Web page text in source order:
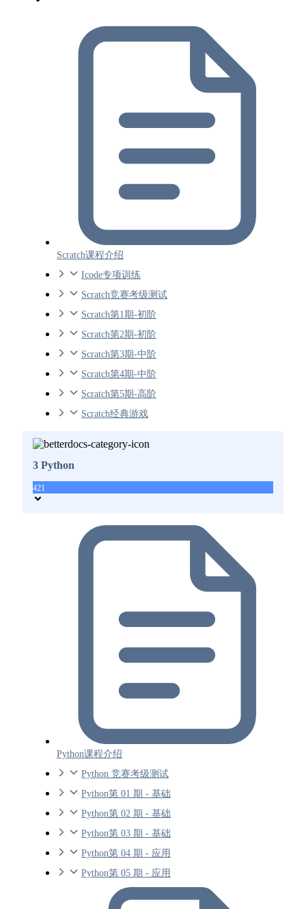
Scratch课程介绍
Icode专项训练
Scratch竞赛考级测试
Scratch第1期-初阶
Scratch第2期-初阶
Scratch第3期-中阶
Scratch第4期-中阶
Scratch第5期-高阶
Scratch经典游戏
3 Python
421
Python课程介绍
Python 竞赛考级测试
Python第 01 期 - 基础
Python第 02 期 - 基础
Python第 03 期 - 基础
Python第 04 期 - 应用
Python第 05 期 - 应用